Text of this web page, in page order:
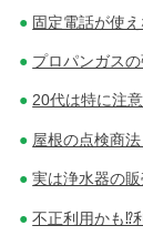
固定電話が使
プロパンガス
20代は特に注
屋根の点検商
実は浄水器の
不正利用かも⁉